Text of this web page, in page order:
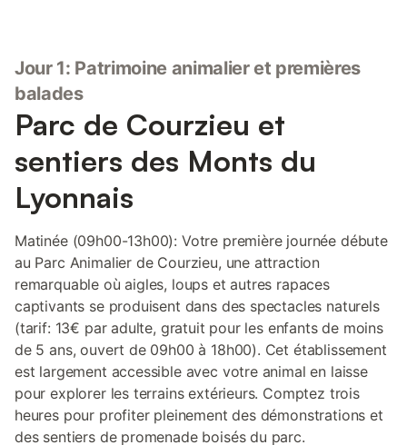
Jour 1: Patrimoine animalier et premières
balades
Parc de Courzieu et
sentiers des Monts du
Lyonnais
Matinée (09h00-13h00): Votre première journée débute
au Parc Animalier de Courzieu, une attraction
remarquable où aigles, loups et autres rapaces
captivants se produisent dans des spectacles naturels
(tarif: 13€ par adulte, gratuit pour les enfants de moins
de 5 ans, ouvert de 09h00 à 18h00). Cet établissement
est largement accessible avec votre animal en laisse
pour explorer les terrains extérieurs. Comptez trois
heures pour profiter pleinement des démonstrations et
des sentiers de promenade boisés du parc.